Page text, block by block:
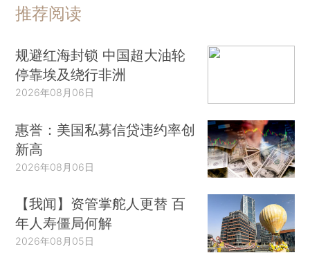
推荐阅读
规避红海封锁 中国超大油轮
停靠埃及绕行非洲
2026年08月06日
惠誉：美国私募信贷违约率创
新高
2026年08月06日
【我闻】资管掌舵人更替 百
年人寿僵局何解
2026年08月05日